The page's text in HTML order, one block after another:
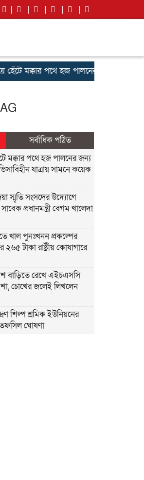
মক্কার পথে হজ পালনের জন্য নাটোরের
সর্বাধিক পঠিত
মক্কার পথে হজ পালনের জন্য
যাত্রায় সামনে কয়েক
স্মৃতি সংসদের উদ্যোগে
প্রধানমন্ত্রী বেগম খালেদা
খাল পুনঃখনন প্রকল্পের
টাকা রাষ্ট্রীয় কোষাগারে
বাড়িতে রেখে এইচএসসি
চোখের জলেই লিখলেন
শিল্প শ্রমিক ইউনিয়নের
তফসিল ঘোষণা